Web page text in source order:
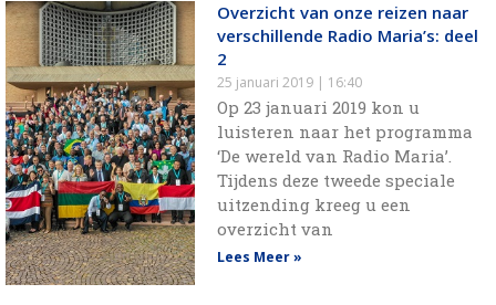
Overzicht van onze reizen naar
verschillende Radio Maria’s: deel
2
25 januari 2019 16:40
Op 23 januari 2019 kon u
luisteren naar het programma
‘De wereld van Radio Maria’.
Tijdens deze tweede speciale
uitzending kreeg u een
overzicht van
Lees Meer »